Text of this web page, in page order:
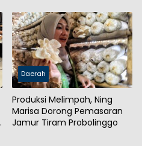
Daerah
Produksi Melimpah, Ning
Marisa Dorong Pemasaran
Jamur Tiram Probolinggo